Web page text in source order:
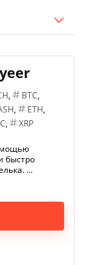
, BTC,
, ETH,
, XRP
быстро
...